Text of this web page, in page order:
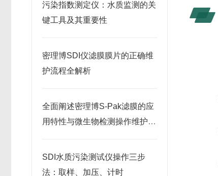
污染指数测定仪：水质监测的关
键工具及其重要性
密理博SDI仪滤膜膜片的正确维
护流程全解析
全面阐述密理博S-Pak滤膜的应
用特性与微生物检测操作维护指
SDI水质污染测试仪操作三步
法：取样、加压、计时